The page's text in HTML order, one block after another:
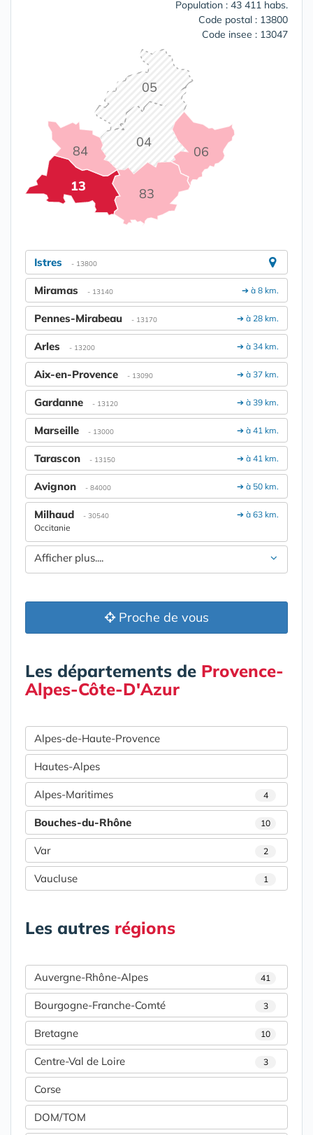
Population : 43 411 habs.
Code postal : 13800
Code insee : 13047
04
05
06
13 83
84
Istres - 13800
➔ à 8 km.
Miramas - 13140
➔ à 28 km.
Pennes-Mirabeau - 13170
➔ à 34 km.
Arles - 13200
➔ à 37 km.
Aix-en-Provence - 13090
➔ à 39 km.
Gardanne - 13120
➔ à 41 km.
Marseille - 13000
➔ à 41 km.
Tarascon - 13150
➔ à 50 km.
Avignon - 84000
➔ à 63 km.
Milhaud - 30540
Occitanie
Afficher plus....
Proche de vous
Les départements de Provence-
Alpes-Côte-D'Azur
Alpes-de-Haute-Provence
Hautes-Alpes
Alpes-Maritimes 4
Bouches-du-Rhône 10
Var 2
Vaucluse 1
Les autres régions
Auvergne-Rhône-Alpes 41
Bourgogne-Franche-Comté 3
Bretagne 10
Centre-Val de Loire 3
Corse
DOM/TOM